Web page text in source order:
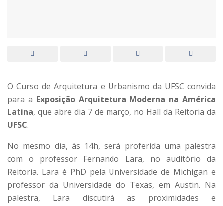
O Curso de Arquitetura e Urbanismo da UFSC convida
para a Exposição Arquitetura Moderna na América
Latina, que abre dia 7 de março, no Hall da Reitoria da
UFSC.
No mesmo dia, às 14h, será proferida uma palestra
com o professor Fernando Lara, no auditório da
Reitoria. Lara é PhD pela Universidade de Michigan e
professor da Universidade do Texas, em Austin. Na
palestra, Lara discutirá as proximidades e